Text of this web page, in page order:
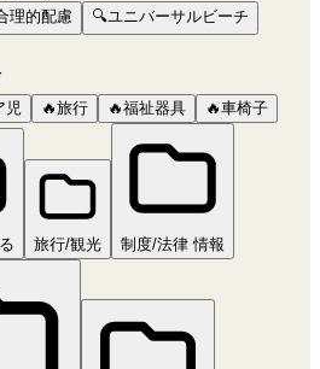
理的配慮 🔍ユニバーサルビーチ
児 🔥旅行 🔥福祉器具 🔥車椅子
旅行/観光 制度/法律 情報